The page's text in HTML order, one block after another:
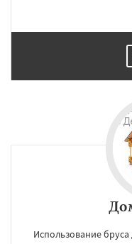
Использование бруса